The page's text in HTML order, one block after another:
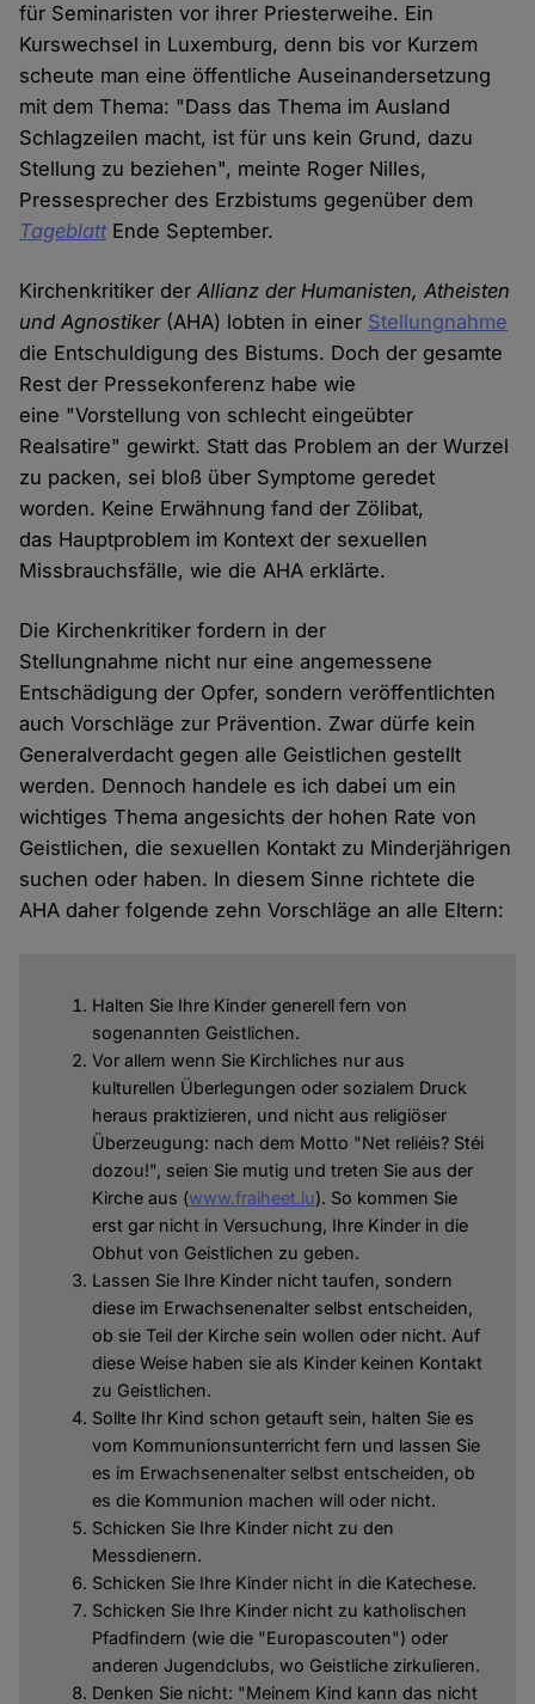
für Seminaristen vor ihrer Priesterweihe. Ein
Kurswechsel in Luxemburg, denn bis vor Kurzem
scheute man eine öffentliche Auseinandersetzung
mit dem Thema: "Dass das Thema im Ausland
Schlagzeilen macht, ist für uns kein Grund, dazu
Stellung zu beziehen", meinte Roger Nilles,
Pressesprecher des Erzbistums gegenüber dem
Tageblatt Ende September.
Kirchenkritiker derAllianz der Humanisten, Atheisten
und Agnostiker(AHA) lobten in einer Stellungnahme
die Entschuldigung des Bistums. Doch der gesamte
Rest der Pressekonferenz habe wie
eine "Vorstellung von schlecht eingeübter
Realsatire" gewirkt. Statt das Problem an der Wurzel
zu packen, sei bloß über Symptome geredet
worden. Keine Erwähnung fand der Zölibat,
das Hauptproblem im Kontext der sexuellen
Missbrauchsfälle, wie die AHA erklärte.
Die Kirchenkritiker fordern in der
Stellungnahme nicht nur eine angemessene
Entschädigung der Opfer, sondern veröffentlichten
auch Vorschläge zur Prävention. Zwar dürfe kein
Generalverdacht gegen alle Geistlichen gestellt
werden. Dennoch handele es ich dabei um ein
wichtiges Thema angesichts der hohen Rate von
Geistlichen, die sexuellen Kontakt zu Minderjährigen
suchen oder haben. In diesem Sinne richtete die
AHA daher folgende zehn Vorschläge an alle Eltern:
Halten Sie Ihre Kinder generell fern von
sogenannten Geistlichen.
Vor allem wenn Sie Kirchliches nur aus
kulturellen Überlegungen oder sozialem Druck
heraus praktizieren, und nicht aus religiöser
Überzeugung: nach dem Motto "Net reliéis? Stéi
dozou!", seien Sie mutig und treten Sie aus der
Kirche aus (www.fraiheet.lu). So kommen Sie
erst gar nicht in Versuchung, Ihre Kinder in die
Obhut von Geistlichen zu geben.
Lassen Sie Ihre Kinder nicht taufen, sondern
diese im Erwachsenenalter selbst entscheiden,
ob sie Teil der Kirche sein wollen oder nicht. Auf
diese Weise haben sie als Kinder keinen Kontakt
zu Geistlichen.
Sollte Ihr Kind schon getauft sein, halten Sie es
vom Kommunionsunterricht fern und lassen Sie
es im Erwachsenenalter selbst entscheiden, ob
es die Kommunion machen will oder nicht.
Schicken Sie Ihre Kinder nicht zu den
Messdienern.
Schicken Sie Ihre Kinder nicht in die Katechese.
Schicken Sie Ihre Kinder nicht zu katholischen
Pfadfindern (wie die "Europascouten") oder
anderen Jugendclubs, wo Geistliche zirkulieren.
Denken Sie nicht: "Meinem Kind kann das nicht